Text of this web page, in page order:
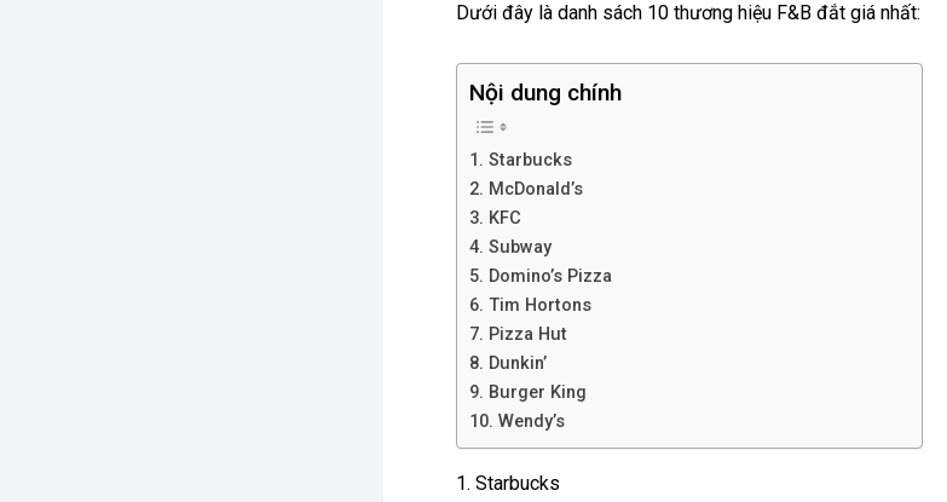
Dưới đây là danh sách 10 thương hiệu F&B đắt giá nhất:
Nội dung chính
1. Starbucks
2. McDonald’s
3. KFC
4. Subway
5. Domino’s Pizza
6. Tim Hortons
7. Pizza Hut
8. Dunkin’
9. Burger King
10. Wendy’s
1. Starbucks